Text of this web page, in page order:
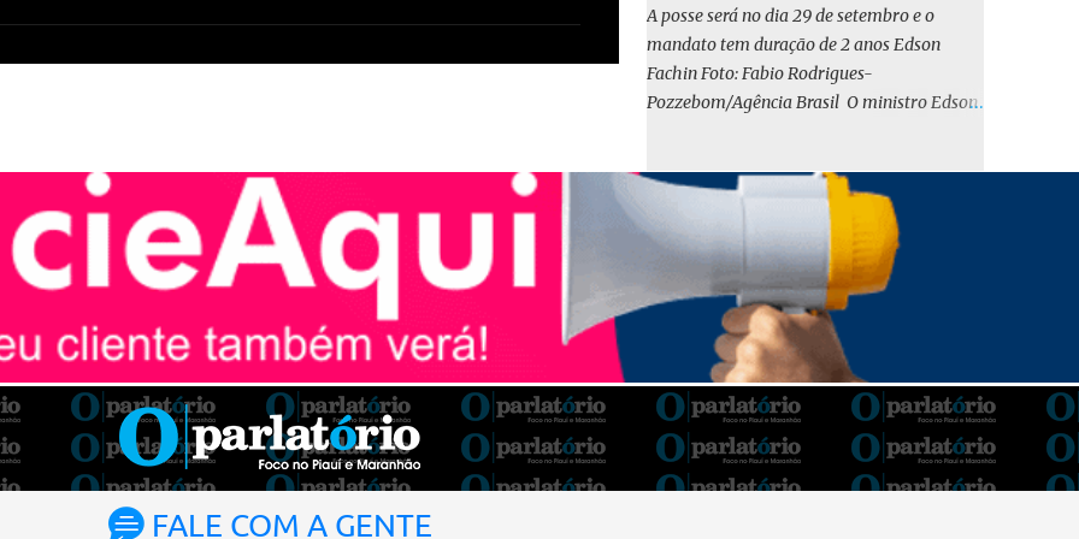
em iene japonês é mais vantajosa sob os
aspectos econômico e financeiro. Embora o
custo dos juros em dólares possa parecer
inferior no curto prazo, a opção pelo iene
tanto pela sua menor volatilidade cambial
quanto pela estabilidade da taxa de juros
atrelada à TONA”, explica. O deputado
Gustavo Neiva (PP) votou contra o projeto de
l...
A posse será no dia 29 de setembro e o
mandato tem duração de 2 anos Edson
Fachin Foto: Fabio Rodrigues-
Pozzebom/Agência Brasil O ministro Edson
Tribunal Federal (STF) pelos próximos dois
anos. O vice-presidente será o ministro
Alexandre de Moraes. A posse será no dia 29
de setembro. A votação foi feita de forma
simbólica pelo plenário da Corte.
Atualmente, Fachin é o vice-presidente e,
pelo critério de antiguidade, deve assumir o
cargo. Conforme o regimento interno, o
tribunal deve ser comandado pelo ministro
mais antigo que ainda não presidiu a Corte.
O novo presidente vai suceder a Luís Roberto
FALE COM A GENTE